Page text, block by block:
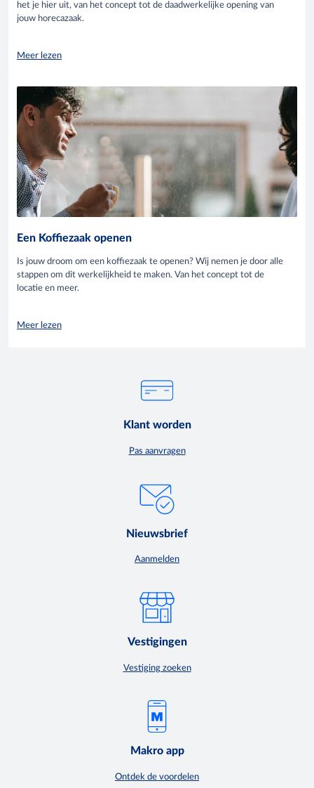
het je hier uit, van het concept tot de daadwerkelijke opening van
jouw horecazaak.
Meer lezen
Een Koffiezaak openen
Is jouw droom om een koffiezaak te openen? Wij nemen je door alle
stappen om dit werkelijkheid te maken. Van het concept tot de
locatie en meer.
Meer lezen
Klant worden
Pas aanvragen
Nieuwsbrief
Aanmelden
Vestigingen
Vestiging zoeken
Makro app
Ontdek de voordelen